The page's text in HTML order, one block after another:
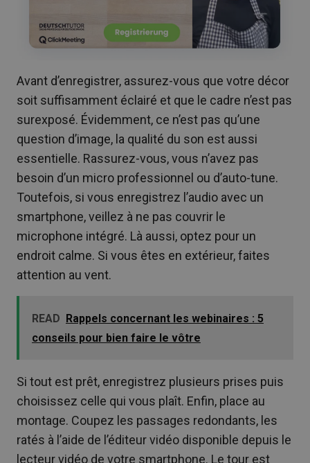
Avant d’enregistrer, assurez-vous que votre décor
soit suffisamment éclairé et que le cadre n’est pas
surexposé. Évidemment, ce n’est pas qu’une
question d’image, la qualité du son est aussi
essentielle. Rassurez-vous, vous n’avez pas
besoin d’un micro professionnel ou d’auto-tune.
Toutefois, si vous enregistrez l’audio avec un
smartphone, veillez à ne pas couvrir le
microphone intégré. Là aussi, optez pour un
endroit calme. Si vous êtes en extérieur, faites
attention au vent.
READ Rappels concernant les webinaires : 5
conseils pour bien faire le vôtre
Si tout est prêt, enregistrez plusieurs prises puis
choisissez celle qui vous plaît. Enfin, place au
montage. Coupez les passages redondants, les
ratés à l’aide de l’éditeur vidéo disponible depuis le
lecteur vidéo de votre smartphone. Le tour est